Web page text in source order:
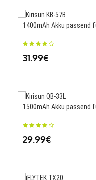
1400mAh Akku passend
31.99€
1500mAh Akku passend
29.99€